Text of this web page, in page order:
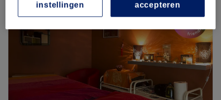
accepteren
instellingen